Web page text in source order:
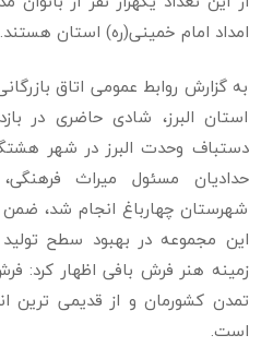
امداد امام خمینی(ره) استان هستند.
به گزارش روابط عمومی اتاق
استان البرز، شادی حاضری در
دستباف وحدت البرز در شهر
حدادیان مسئول میراث
شهرستان چهارباغ انجام شد،
این مجموعه در بهبود سطح
زمینه هنر فرش بافی اظهار کرد:
تمدن کشورمان و از قدیمی ترین
است.